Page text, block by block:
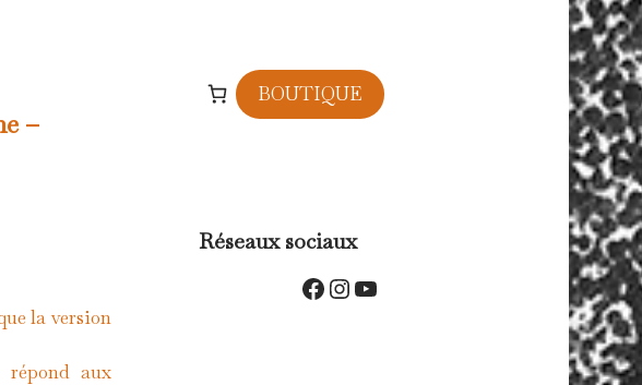
–
la version
répond aux
BOUTIQUE
Réseaux sociaux
Facebook
Instagram
YouTube